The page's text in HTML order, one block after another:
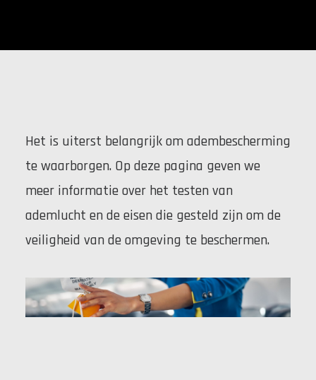
Het is uiterst belangrijk om adembescherming
te waarborgen. Op deze pagina geven we
meer informatie over het testen van
ademlucht en de eisen die gesteld zijn om de
veiligheid van de omgeving te beschermen.